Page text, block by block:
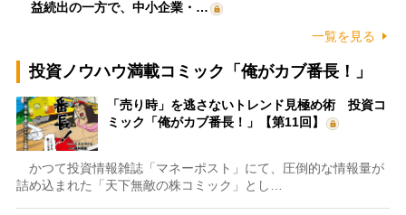
益続出の一方で、中小企業・…
一覧を見る
投資ノウハウ満載コミック「俺がカブ番長！」
「売り時」を逃さないトレンド見極め術 投資コ
ミック「俺がカブ番長！」【第11回】
かつて投資情報雑誌「マネーポスト」にて、圧倒的な情報量が
詰め込まれた「天下無敵の株コミック」とし…